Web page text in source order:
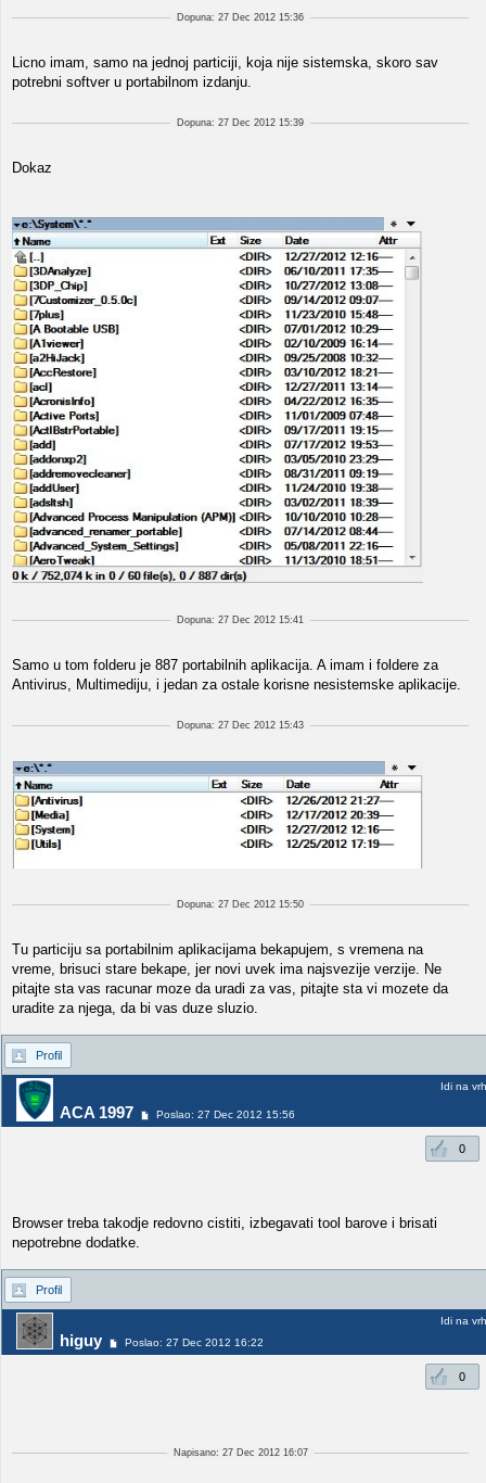
Dopuna: 27 Dec 2012 15:36
Licno imam, samo na jednoj particiji, koja nije sistemska, skoro sav
potrebni softver u portabilnom izdanju.
Dopuna: 27 Dec 2012 15:39
Dokaz
Dopuna: 27 Dec 2012 15:41
Samo u tom folderu je 887 portabilnih aplikacija. A imam i foldere za
Antivirus, Multimediju, i jedan za ostale korisne nesistemske aplikacije.
Dopuna: 27 Dec 2012 15:43
Dopuna: 27 Dec 2012 15:50
Tu particiju sa portabilnim aplikacijama bekapujem, s vremena na
vreme, brisuci stare bekape, jer novi uvek ima najsvezije verzije. Ne
pitajte sta vas racunar moze da uradi za vas, pitajte sta vi mozete da
uradite za njega, da bi vas duze sluzio.
Profil
ACA 1997 Poslao: 27 Dec 2012 15:56
Idi na vrh
0
Browser treba takodje redovno cistiti, izbegavati tool barove i brisati
nepotrebne dodatke.
Profil
higuy Poslao: 27 Dec 2012 16:22
Idi na vrh
0
Napisano: 27 Dec 2012 16:07